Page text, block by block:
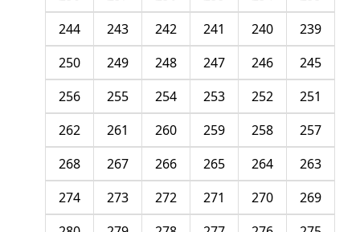
239
240
241
242
243
244
245
246
247
248
249
250
251
252
253
254
255
256
257
258
259
260
261
262
263
264
265
266
267
268
269
270
271
272
273
274